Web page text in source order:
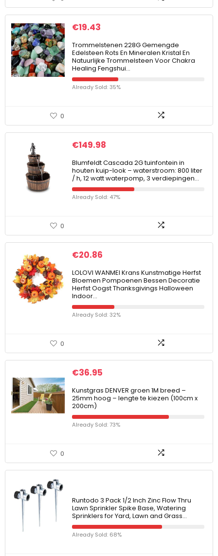
€19.43
Trommelstenen 228G Gemengde
Edelsteen Rots En Mineralen Kristal En
Natuurlijke Trommelsteen Voor Chakra
Healing Fengshui…
Already Sold: 35%
0
€149.98
Blumfeldt Cascada 2G tuinfontein in
houten kuip-look – waterstroom: 800 liter
/ h, 12 watt waterpomp, 3 verdiepingen…
Already Sold: 47%
0
€20.86
LOLOVI WANMEI Krans Kunstmatige Herfst
Bloemen Pompoenen Bessen Decoratie
Herfst Oogst Thanksgivings Halloween
Indoor…
Already Sold: 32%
0
€36.95
Kunstgras DENVER groen 1M breed –
25mm hoog – lengte te kiezen (100cm x
200cm)
Already Sold: 73%
0
Runtodo 3 Pack 1/2 Inch Zinc Flow Thru
Lawn Sprinkler Spike Base, Watering
Sprinklers for Yard, Lawn and Grass…
Already Sold: 68%